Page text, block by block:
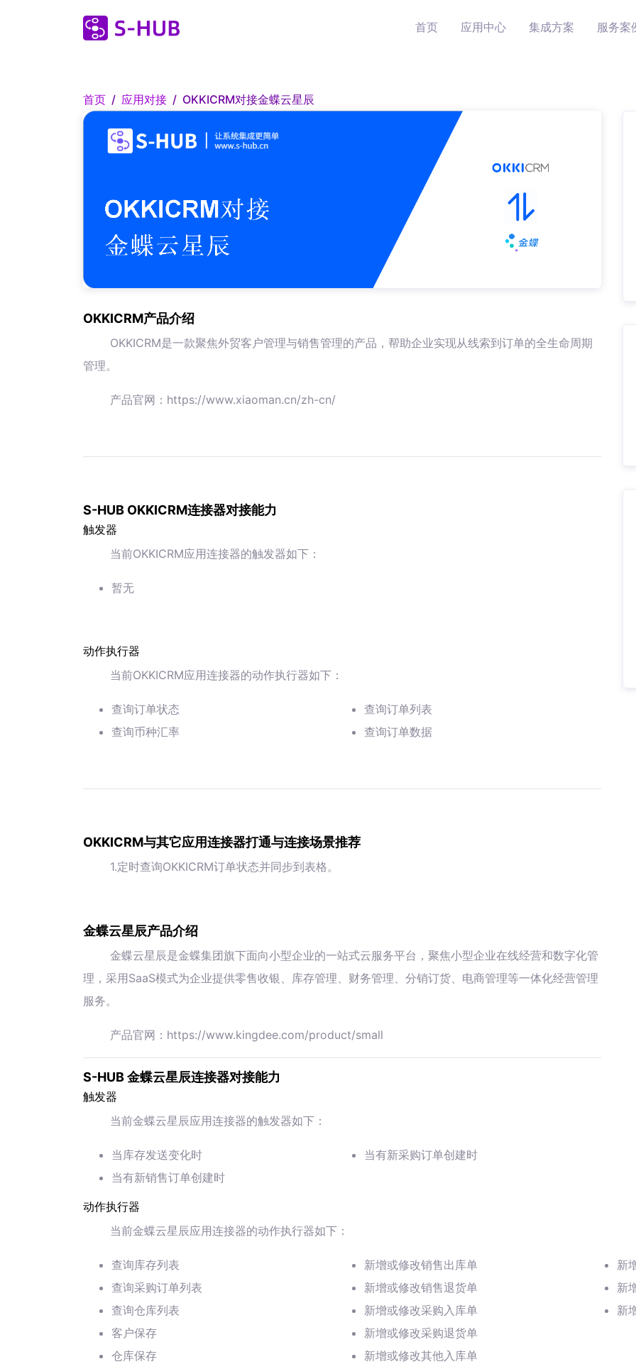
首页 应用中心 集成方案 服务案
首页 应用对接 OKKICRM对接金蝶云星辰
OKKICRM产品介绍
OKKICRM是一款聚焦外贸客户管理与销售管理的产品，帮助企业实现从线索到订单的全生命周期
管理。
产品官网：https://www.xiaoman.cn/zh-cn/
S-HUB OKKICRM连接器对接能力
触发器
当前OKKICRM应用连接器的触发器如下：
暂无
动作执行器
当前OKKICRM应用连接器的动作执行器如下：
查询订单状态
查询币种汇率
查询订单列表
查询订单数据
OKKICRM与其它应用连接器打通与连接场景推荐
1.定时查询OKKICRM订单状态并同步到表格。
金蝶云星辰产品介绍
金蝶云星辰是金蝶集团旗下面向小型企业的一站式云服务平台，聚焦小型企业在线经营和数字化管
理，采用SaaS模式为企业提供零售收银、库存管理、财务管理、分销订货、电商管理等一体化经营管理
服务。
产品官网：https://www.kingdee.com/product/small
S-HUB 金蝶云星辰连接器对接能力
触发器
当前金蝶云星辰应用连接器的触发器如下：
当库存发送变化时
当有新销售订单创建时
当有新采购订单创建时
动作执行器
当前金蝶云星辰应用连接器的动作执行器如下：
查询库存列表
查询采购订单列表
查询仓库列表
客户保存
仓库保存
新增或修改销售出库单
新增或修改销售退货单
新增或修改采购入库单
新增或修改采购退货单
新增或修改其他入库单
新
新
新